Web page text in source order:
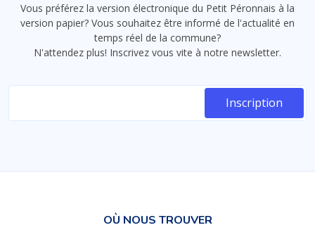
Vous préférez la version électronique du Petit Péronnais à la
version papier? Vous souhaitez être informé de l'actualité en
temps réel de la commune?
N'attendez plus! Inscrivez vous vite à notre newsletter.
OÙ NOUS TROUVER